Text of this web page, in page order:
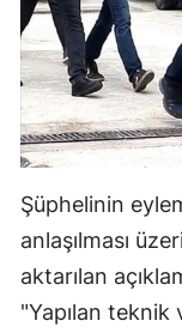
Şüphelinin
anlaşılması
aktarılan
"Yapılan